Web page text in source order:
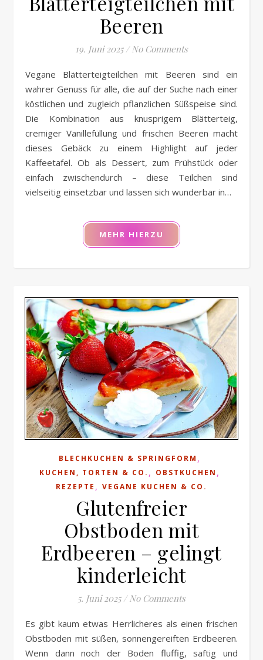
Beeren
19. Juni 2025 / No Comments
wahrer Genuss für alle, die auf der Suche nach einer
köstlichen und zugleich pflanzlichen Süßspeise sind.
Die Kombination aus knusprigem Blätterteig,
cremiger Vanillefüllung und frischen Beeren macht
dieses Gebäck zu einem Highlight auf jeder
Kaffeetafel. Ob als Dessert, zum Frühstück oder
einfach zwischendurch – diese Teilchen sind
vielseitig einsetzbar und lassen sich wunderbar in…
MEHR HIERZU
BLECHKUCHEN & SPRINGFORM ,
KUCHEN, TORTEN & CO. , OBSTKUCHEN ,
REZEPTE , VEGANE KUCHEN & CO.
Glutenfreier
Obstboden mit
Erdbeeren – gelingt
kinderleicht
5. Juni 2025 / No Comments
Es gibt kaum etwas Herrlicheres als einen frischen
Obstboden mit süßen, sonnengereiften Erdbeeren.
Wenn dann noch der Boden fluffig, saftig und